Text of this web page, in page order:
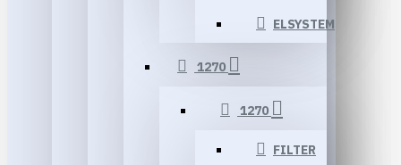
ELSYSTEM
1270
1270
FILTER